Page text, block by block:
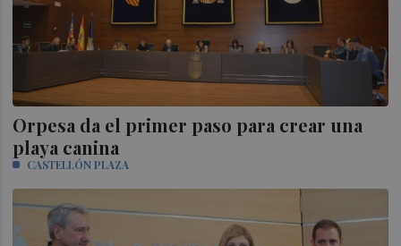
Orpesa da el primer paso para crear una
playa canina
CASTELLÓN PLAZA